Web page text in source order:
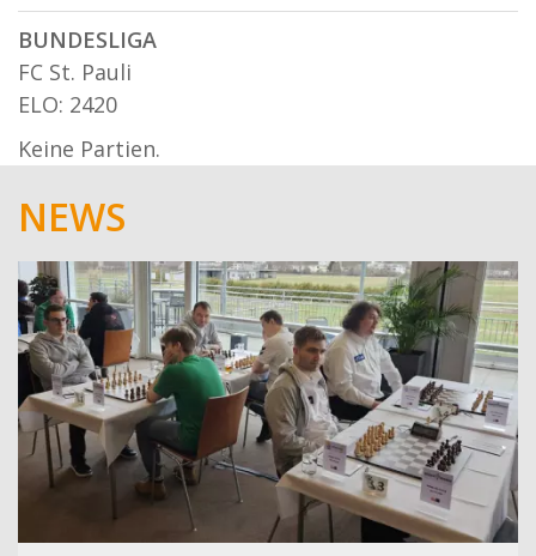
BUNDESLIGA
FC St. Pauli
ELO: 2420
Keine Partien.
NEWS